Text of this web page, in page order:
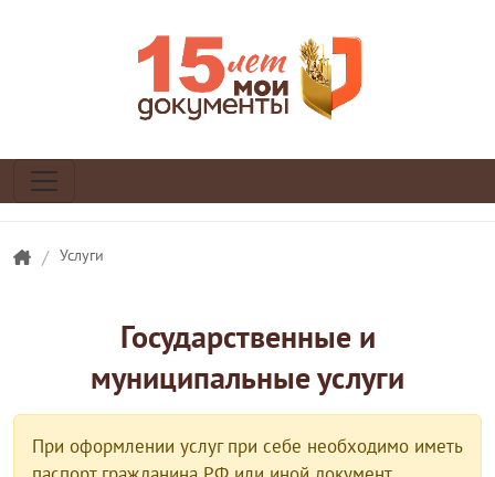
/ Услуги
Государственные и
муниципальные услуги
При оформлении услуг при себе необходимо иметь